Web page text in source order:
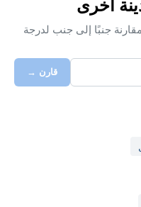
أخرى
جنبًا إلى جنب لدرجة
قارن →